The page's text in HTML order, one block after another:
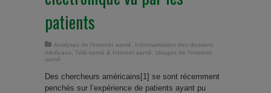
patients
Analyses de l'internet santé
Informatisation des dossiers
médicaux
Télé-santé & Internet santé
Usages de l'Internet
santé
Des chercheurs américains[1] se sont récemment
penchés sur l’expérience de patients ayant pu